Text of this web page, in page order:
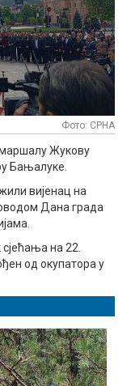
Фото: СРНА
маршалу Жукову
Бањалуке.
вијенац на
Дана града
на 22.
од окупатора у